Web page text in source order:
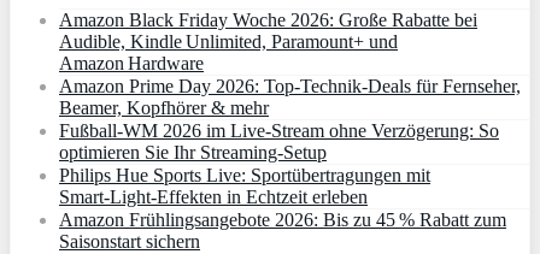
Amazon Black Friday Woche 2026: Große Rabatte bei
Audible, Kindle Unlimited, Paramount+ und
Amazon Hardware
Amazon Prime Day 2026: Top-Technik-Deals für Fernseher,
Beamer, Kopfhörer & mehr
Fußball-WM 2026 im Live-Stream ohne Verzögerung: So
optimieren Sie Ihr Streaming-Setup
Philips Hue Sports Live: Sportübertragungen mit
Smart‑Light‑Effekten in Echtzeit erleben
Amazon Frühlingsangebote 2026: Bis zu 45 % Rabatt zum
Saisonstart sichern